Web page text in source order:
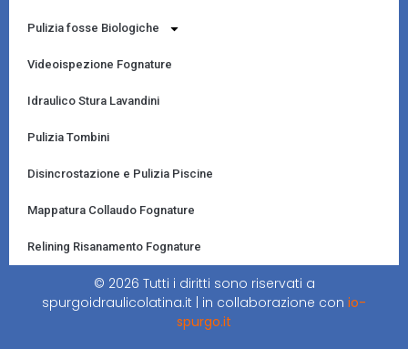
Pulizia fosse Biologiche
Videoispezione Fognature
Idraulico Stura Lavandini
Pulizia Tombini
Disincrostazione e Pulizia Piscine
Mappatura Collaudo Fognature
Relining Risanamento Fognature
© 2026 Tutti i diritti sono riservati a
spurgoidraulicolatina.it | in collaborazione con io-
spurgo.it